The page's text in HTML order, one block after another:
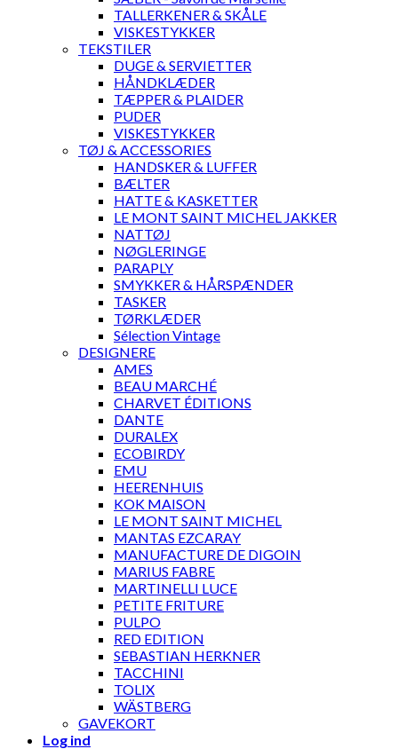
TALLERKENER & SKÅLE
VISKESTYKKER
TEKSTILER
DUGE & SERVIETTER
HÅNDKLÆDER
TÆPPER & PLAIDER
PUDER
VISKESTYKKER
TØJ & ACCESSORIES
HANDSKER & LUFFER
BÆLTER
HATTE & KASKETTER
LE MONT SAINT MICHEL JAKKER
NATTØJ
NØGLERINGE
PARAPLY
SMYKKER & HÅRSPÆNDER
TASKER
TØRKLÆDER
Sélection Vintage
DESIGNERE
AMES
BEAU MARCHÉ
CHARVET ÉDITIONS
DANTE
DURALEX
ECOBIRDY
EMU
HEERENHUIS
KOK MAISON
LE MONT SAINT MICHEL
MANTAS EZCARAY
MANUFACTURE DE DIGOIN
MARIUS FABRE
MARTINELLI LUCE
PETITE FRITURE
PULPO
RED EDITION
SEBASTIAN HERKNER
TACCHINI
TOLIX
WÄSTBERG
GAVEKORT
Log ind